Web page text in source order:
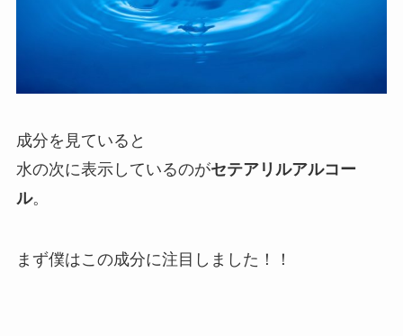
成分を見ていると
水の次に表示しているのがセテアリルアルコー
ル。
まず僕はこの成分に注目しました！！